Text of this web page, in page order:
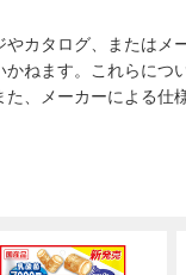
カタログ、またはメ
ねます。これらにつ
、メーカーによる仕